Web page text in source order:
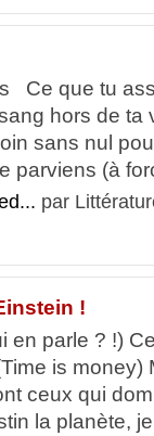
tu
hors de ta
sans nul
parviens (à
par
!
en parle ? !)
is money)
ceux qui
la planète,